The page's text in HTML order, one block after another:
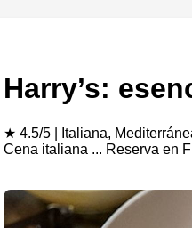
Harry’s:
★ 4.5/5 | Italiana,
Cena italiana ... Reserva en